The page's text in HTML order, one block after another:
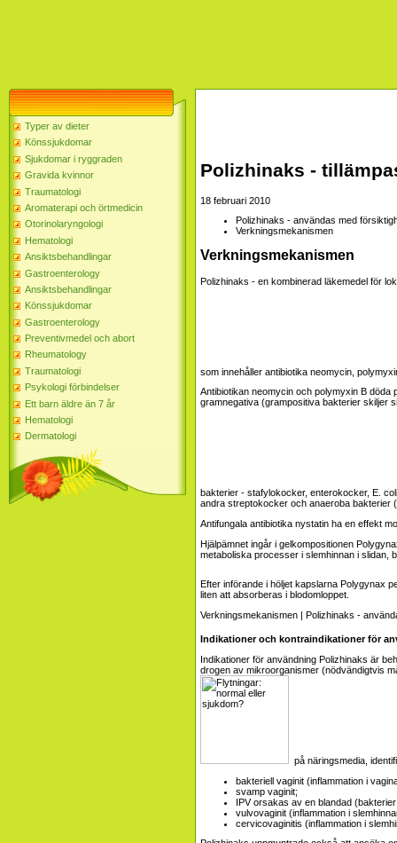
Typer av dieter
Könssjukdomar
Sjukdomar i ryggraden
Gravida kvinnor
Traumatologi
Aromaterapi och örtmedicin
Otorinolaryngologi
Hematologi
Ansiktsbehandlingar
Gastroenterology
Ansiktsbehandlingar
Könssjukdomar
Gastroenterology
Preventivmedel och abort
Rheumatology
Traumatologi
Psykologi förbindelser
Ett barn äldre än 7 år
Hematologi
Dermatologi
Polizhinaks -
18 februari 2010
Polizhinaks - användas med
Verkningsmekanismen
Verkningsmekanismen
Polizhinaks - en kombinerad läkemedel för
som innehåller antibiotika neomycin,
Antibiotikan neomycin och polymyxin B
gramnegativa (grampositiva bakterier skiljer
bakterier - stafylokocker, enterokocker, E.
andra streptokocker och anaeroba bakterier
Antifungala antibiotika nystatin ha en effekt
Hjälpämnet ingår i gelkompositionen
metaboliska processer i slemhinnan i slidan,
Efter införande i höljet kapslarna Polygynax
liten att absorberas i blodomloppet.
Indikationer och kontraindikationer för
Indikationer för användning Polizhinaks är
drogen av mikroorganismer (nödvändigtvis
på näringsmedia,
bakteriell vaginit (inflammation i
svamp vaginit;
IPV orsakas av en blandad
vulvovaginit (inflammation i
cervicovaginitis (inflammation i